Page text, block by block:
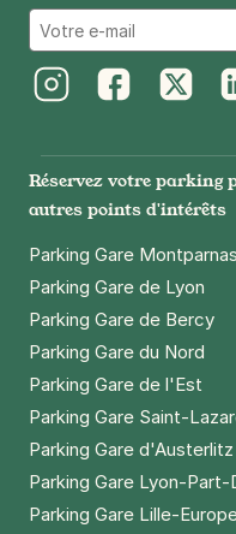
Réservez votre parking
autres points d'intérêts
Parking Gare
Parking Gare de Lyon
Parking Gare de Bercy
Parking Gare du Nord
Parking Gare de l'Est
Parking Gare Saint-
Parking Gare d'Austerlitz
Parking Gare Lyon-Part-
Parking Gare Lille-